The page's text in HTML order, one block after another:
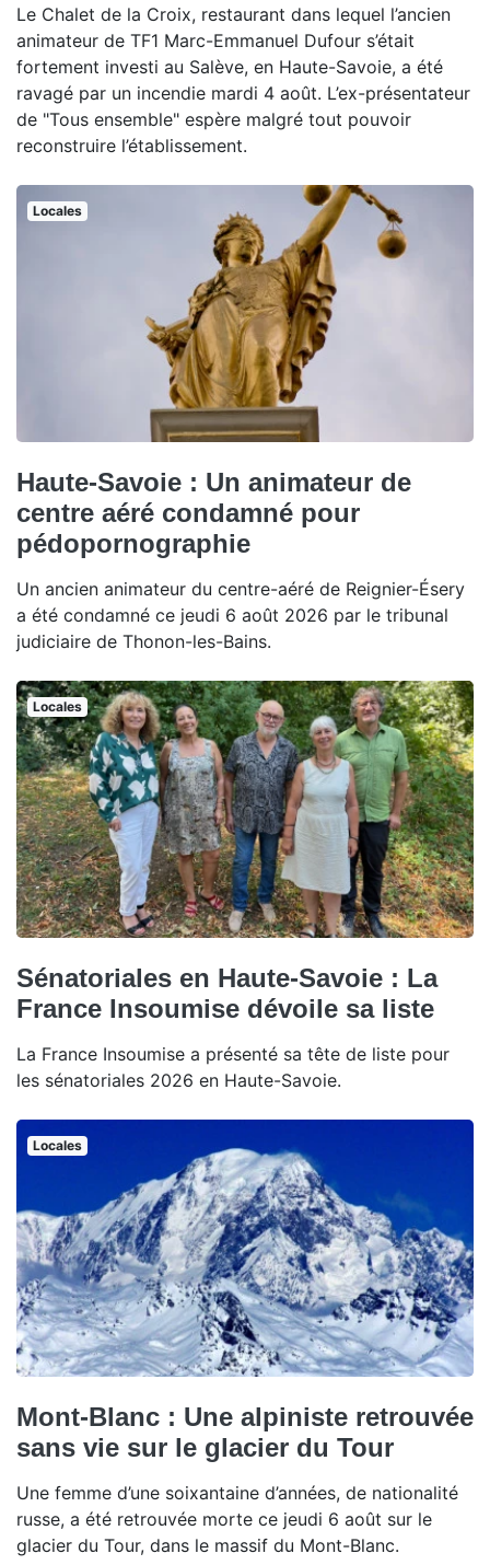
Le Chalet de la Croix, restaurant dans lequel l’ancien
animateur de TF1 Marc-Emmanuel Dufour s’était
fortement investi au Salève, en Haute-Savoie, a été
ravagé par un incendie mardi 4 août. L’ex-présentateur
de "Tous ensemble" espère malgré tout pouvoir
reconstruire l’établissement.
Locales
Haute-Savoie : Un animateur de
centre aéré condamné pour
pédopornographie
Un ancien animateur du centre-aéré de Reignier-Ésery
a été condamné ce jeudi 6 août 2026 par le tribunal
judiciaire de Thonon-les-Bains.
Locales
Sénatoriales en Haute-Savoie : La
France Insoumise dévoile sa liste
La France Insoumise a présenté sa tête de liste pour
les sénatoriales 2026 en Haute-Savoie.
Locales
Mont-Blanc : Une alpiniste retrouvée
sans vie sur le glacier du Tour
Une femme d’une soixantaine d’années, de nationalité
russe, a été retrouvée morte ce jeudi 6 août sur le
glacier du Tour, dans le massif du Mont-Blanc.